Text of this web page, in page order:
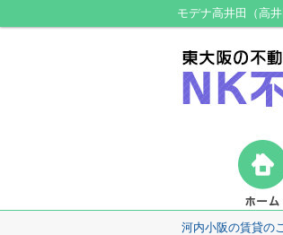
モデナ高井田（高
河内小阪の賃貸の